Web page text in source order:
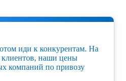
иди к конкурентам. На
наши цены
компаний по привозу